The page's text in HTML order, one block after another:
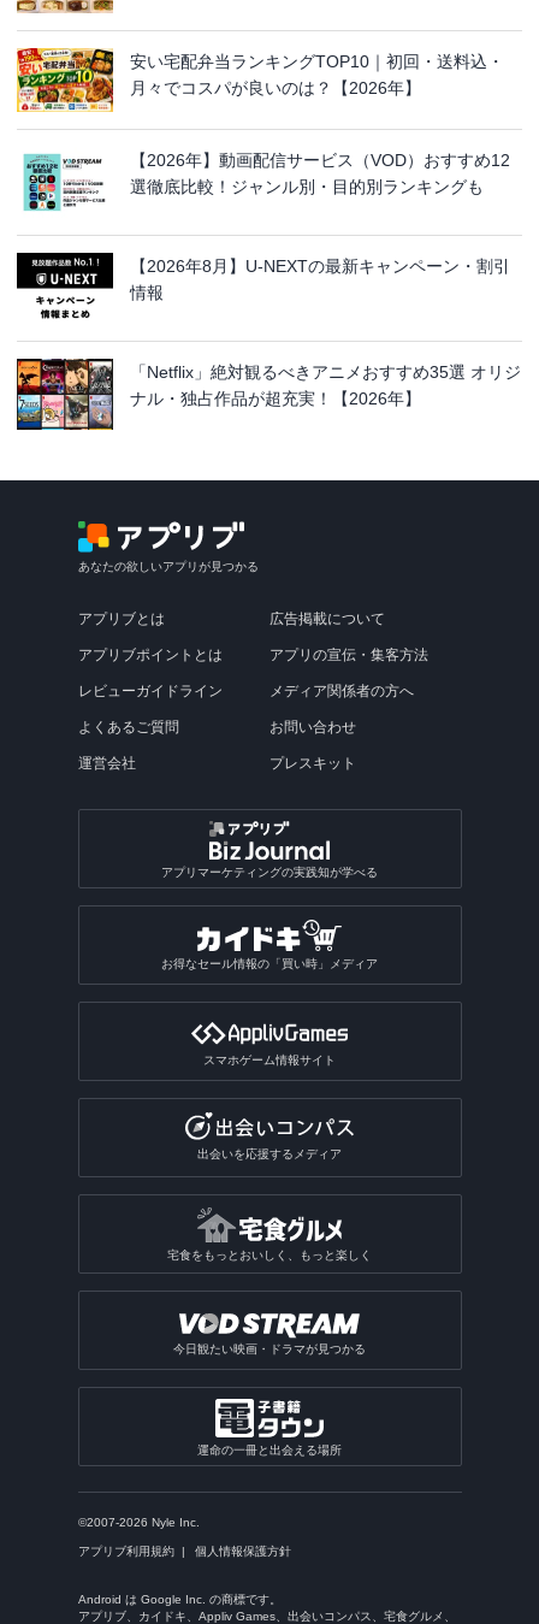
安い宅配弁当ランキングTOP10｜初回・送料込・
月々でコスパが良いのは？【2026年】
【2026年】動画配信サービス（VOD）おすすめ12
選徹底比較！ジャンル別・目的別ランキングも
【2026年8月】U-NEXTの最新キャンペーン・割引
情報
「Netflix」絶対観るべきアニメおすすめ35選 オリジ
ナル・独占作品が超充実！【2026年】
あなたの欲しいアプリが見つかる
アプリブとは
アプリブポイントとは
レビューガイドライン
よくあるご質問
運営会社
広告掲載について
アプリの宣伝・集客方法
メディア関係者の方へ
お問い合わせ
プレスキット
アプリマーケティングの実践知が学べる
お得なセール情報の「買い時」メディア
スマホゲーム情報サイト
出会いを応援するメディア
宅食をもっとおいしく、もっと楽しく
今日観たい映画・ドラマが見つかる
運命の一冊と出会える場所
©2007-2026 Nyle Inc.
アプリブ利用規約 個人情報保護方針
Android は Google Inc. の商標です。
アプリブ、カイドキ、Appliv Games、出会いコンパス、宅食グルメ、